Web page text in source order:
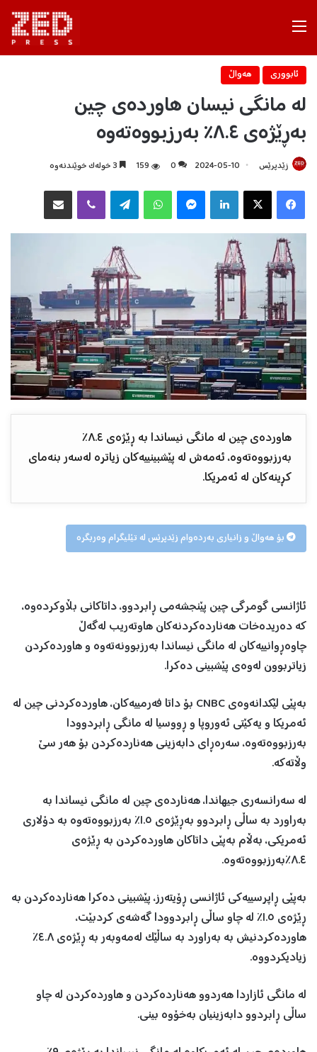
ئابووری هه‌واڵ
لە مانگی نیسان هاوردەی چین
بەڕێژەی ٨.٤٪ بەرزبووەتەوە
زێدپرێس 2024-05-10
0
159
X
Telegram
هاوردەی چین لە مانگی نیساندا بە ڕێژەی ٨.٤٪
بەرزبووەتەوە، ئەمەش لە پێشبینییەکان زیاترە لەسەر بنەمای
کڕینەکان لە ئەمریکا.
بۆ هەواڵ و زانیاری بەردەوام زێدپرێس لە تێلیگرام وەربگرە
ئاژانسی گومرگی چین پێنجشەمی ڕابردوو، داتاکانی بڵاوکردەوە،
کە دەریدەخات هەناردەکردنەکان هاوتەریب لەگەڵ
چاوەڕوانییەکان لە مانگی نیساندا بەرزبوونەتەوە و هاوردەکردن
زیاتربوون لەوەی پێشبینی دەکرا.
بەپێی لێکدانەوەی CNBC بۆ داتا فەرمییەکان، هاوردەکردنی چین لە
ئەمریکا و یەکێتی ئەوروپا و ڕووسیا لە مانگی ڕابردوودا
بەرزبووەتەوە، سەرەڕای دابەزینی هەناردەکردن بۆ هەر سێ
وڵاتەکە.
لە سەرانسەری جیهاندا، هەناردەی چین لە مانگی نیساندا بە
بەراورد بە ساڵی ڕابردوو بەڕێژەی ١.٥٪ بەرزبووەتەوە بە دۆلاری
ئەمریکی، بەڵام بەپێی داتاکان هاوردەکردن بە ڕێژەی
٨.٤٪بەرزبووەتەوە.
بەپێی ڕاپرسییەکی ئاژانسی ڕۆیتەرز، پێشبینی دەکرا هەناردەکردن بە
ڕێژەی ١.٥٪ لە چاو ساڵی ڕابردوودا گەشەی کردبێت،
هاوردەکردنیش بە بەراورد بە ساڵێک لەمەوبەر بە ڕێژەی ٤.٨٪
زیادیکردووە.
لە مانگی ئازاردا هەردوو هەناردەکردن و هاوردەکردن لە چاو
ساڵی ڕابردوو دابەزینیان بەخۆوە بینی.